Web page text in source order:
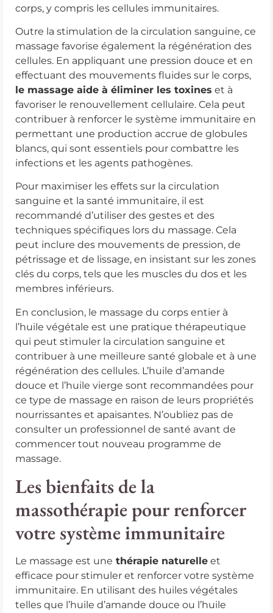
corps, y compris les cellules immunitaires.
Outre la stimulation de la circulation sanguine, ce
massage favorise également la régénération des
cellules. En appliquant une pression douce et en
effectuant des mouvements fluides sur le corps,
le massage aide à éliminer les toxines et à
favoriser le renouvellement cellulaire. Cela peut
contribuer à renforcer le système immunitaire en
permettant une production accrue de globules
blancs, qui sont essentiels pour combattre les
infections et les agents pathogènes.
Pour maximiser les effets sur la circulation
sanguine et la santé immunitaire, il est
recommandé d’utiliser des gestes et des
techniques spécifiques lors du massage. Cela
peut inclure des mouvements de pression, de
pétrissage et de lissage, en insistant sur les zones
clés du corps, tels que les muscles du dos et les
membres inférieurs.
En conclusion, le massage du corps entier à
l’huile végétale est une pratique thérapeutique
qui peut stimuler la circulation sanguine et
contribuer à une meilleure santé globale et à une
régénération des cellules. L’huile d’amande
douce et l’huile vierge sont recommandées pour
ce type de massage en raison de leurs propriétés
nourrissantes et apaisantes. N’oubliez pas de
consulter un professionnel de santé avant de
commencer tout nouveau programme de
massage.
Les bienfaits de la
massothérapie pour renforcer
votre système immunitaire
Le massage est une thérapie naturelle et
efficace pour stimuler et renforcer votre système
immunitaire. En utilisant des huiles végétales
telles que l’huile d’amande douce ou l’huile